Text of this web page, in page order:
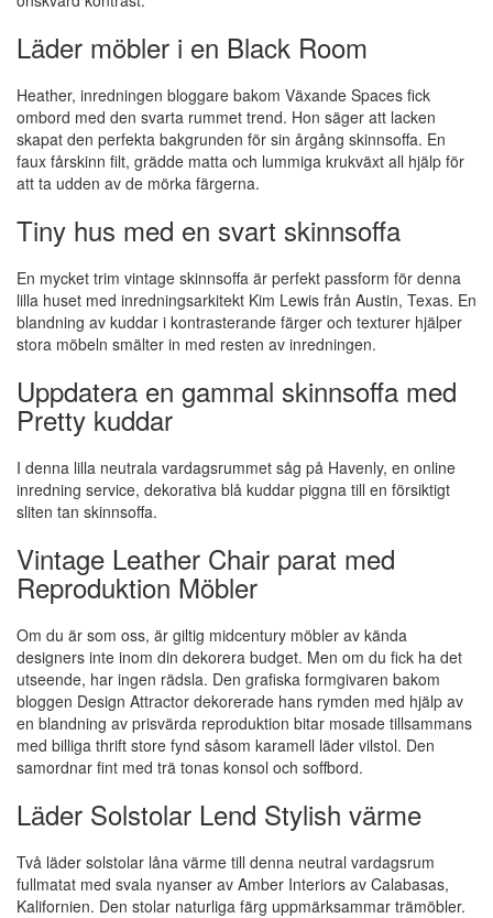
Läder möbler i en Black Room
Heather, inredningen bloggare bakom Växande Spaces fick
ombord med den svarta rummet trend. Hon säger att lacken
skapat den perfekta bakgrunden för sin årgång skinnsoffa. En
faux fårskinn filt, grädde matta och lummiga krukväxt all hjälp för
att ta udden av de mörka färgerna.
Tiny hus med en svart skinnsoffa
En mycket trim vintage skinnsoffa är perfekt passform för denna
lilla huset med inredningsarkitekt Kim Lewis från Austin, Texas. En
blandning av kuddar i kontrasterande färger och texturer hjälper
stora möbeln smälter in med resten av inredningen.
Uppdatera en gammal skinnsoffa med
Pretty kuddar
I denna lilla neutrala vardagsrummet såg på Havenly, en online
inredning service, dekorativa blå kuddar piggna till en försiktigt
sliten tan skinnsoffa.
Vintage Leather Chair parat med
Reproduktion Möbler
Om du är som oss, är giltig midcentury möbler av kända
designers inte inom din dekorera budget. Men om du fick ha det
utseende, har ingen rädsla. Den grafiska formgivaren bakom
bloggen Design Attractor dekorerade hans rymden med hjälp av
en blandning av prisvärda reproduktion bitar mosade tillsammans
med billiga thrift store fynd såsom karamell läder vilstol. Den
samordnar fint med trä tonas konsol och soffbord.
Läder Solstolar Lend Stylish värme
Två läder solstolar låna värme till denna neutral vardagsrum
fullmatat med svala nyanser av Amber Interiors av Calabasas,
Kalifornien. Den stolar naturliga färg uppmärksammar trämöbler.